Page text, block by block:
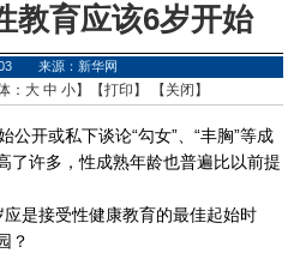
教育应该6岁开始
来源：新华网
： 大 中 小】【打印 】 【 关闭 】
开或私下谈论“勾女”、“丰胸”等成
了许多，性成熟年龄也普遍比以前提
是接受性健康教育的最佳起始时
？